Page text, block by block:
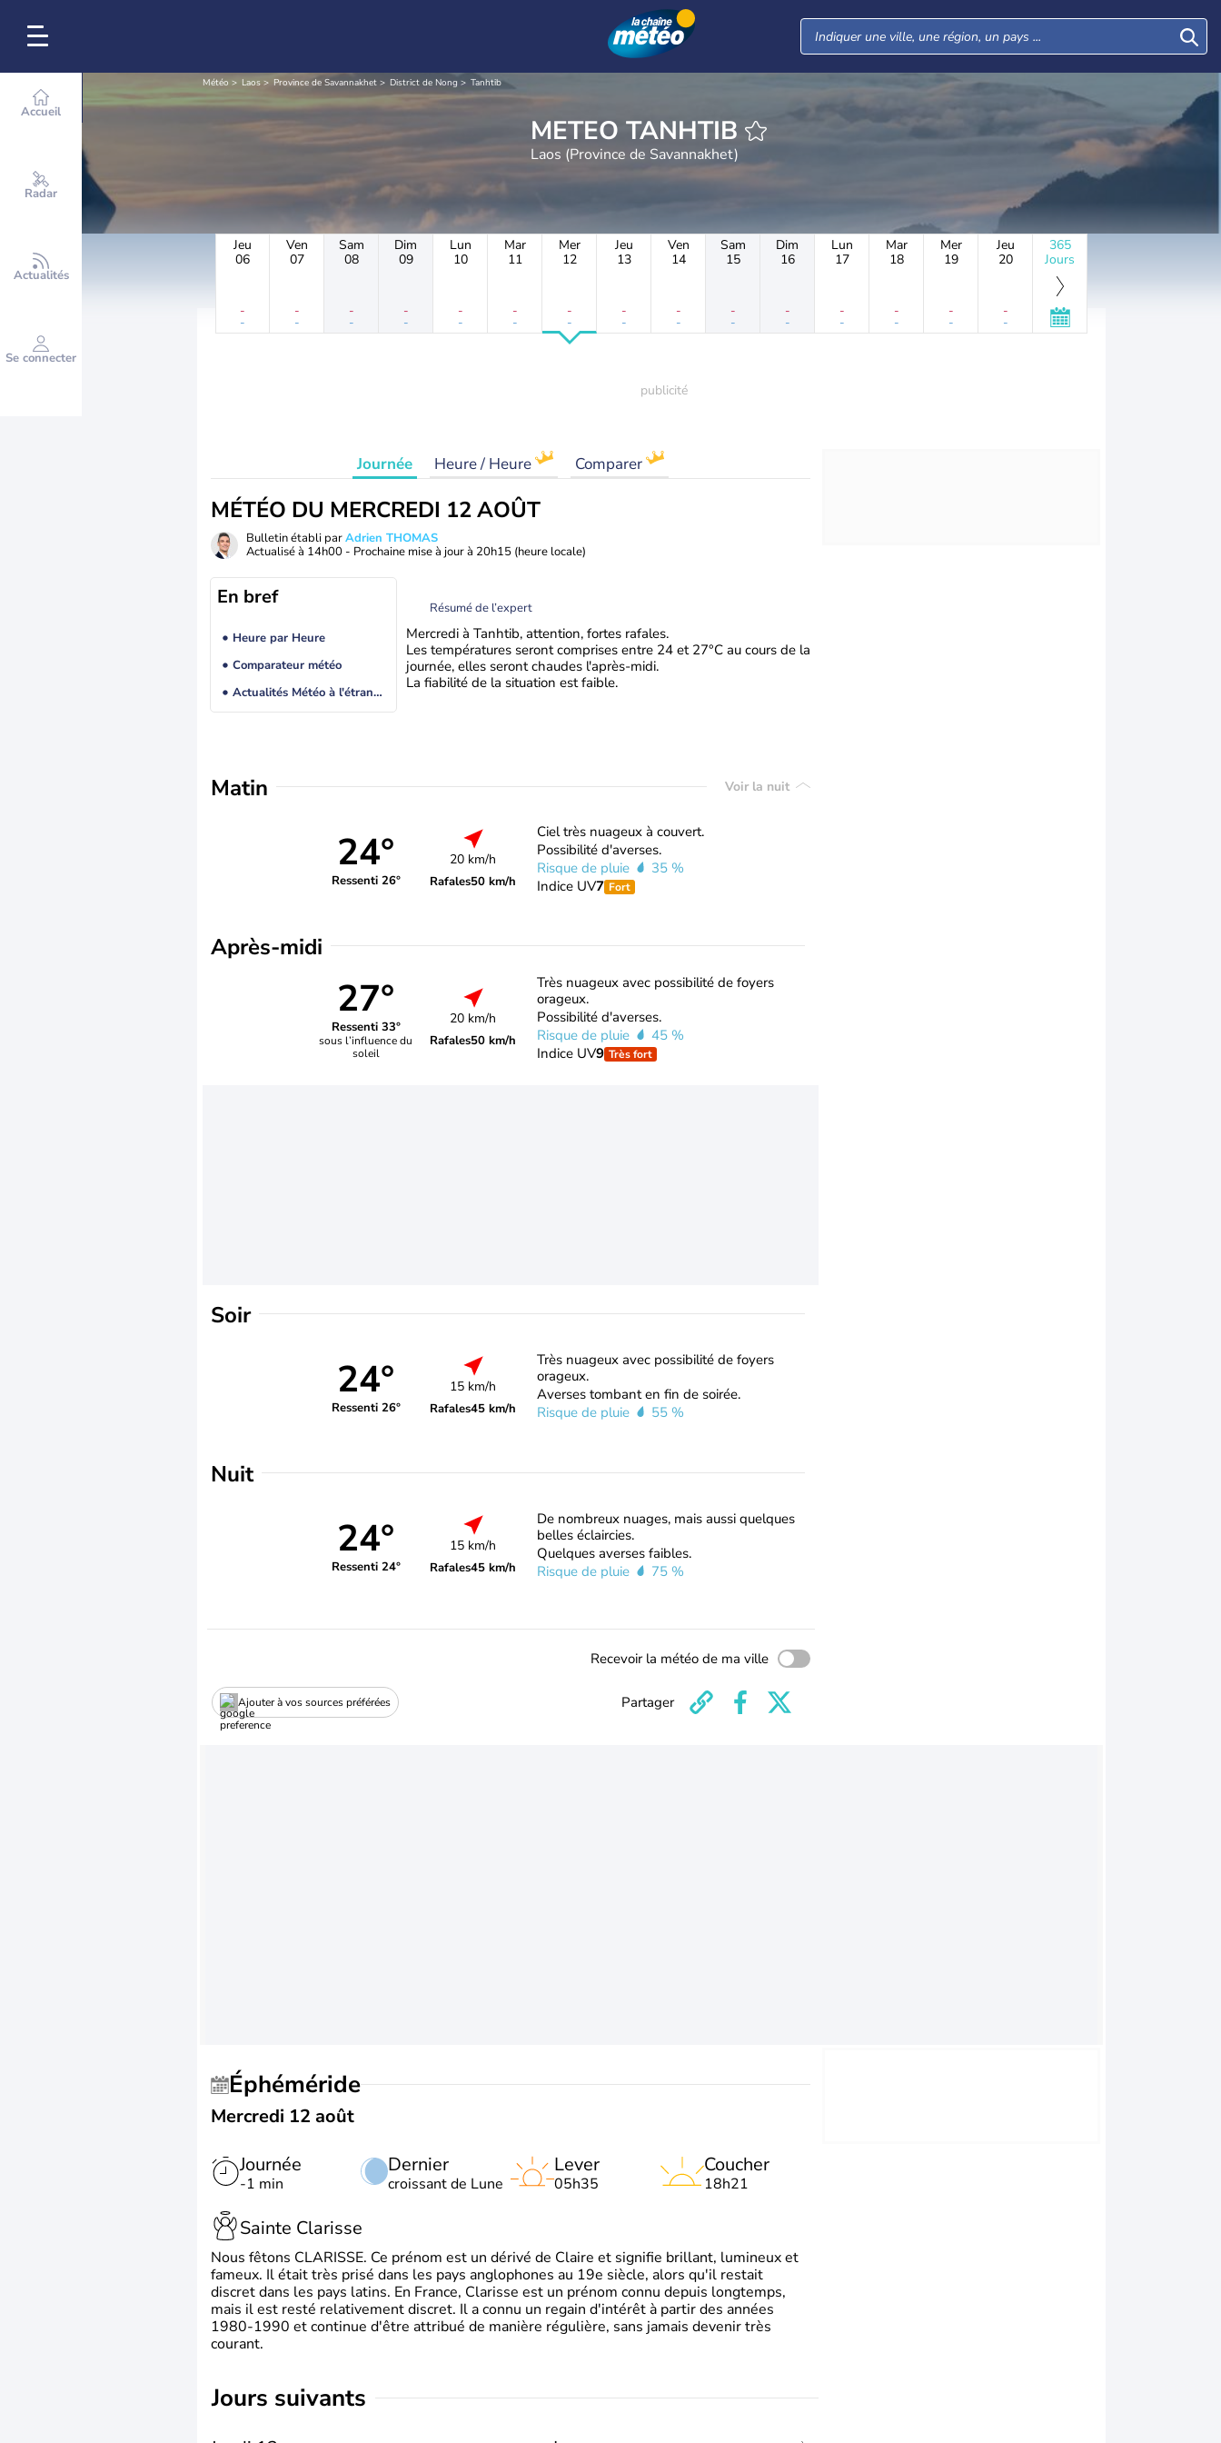
Accueil
Radar
Actualités
Se connecter
Météo Laos Province de Savannakhet District de Nong Tanhtib
METEO TANHTIB
Laos (Province de Savannakhet)
Jeu
06
-
-
Ven
07
-
-
Sam
08
-
-
Dim
09
-
-
Lun
10
-
-
Mar
11
-
-
Mer
12
-
-
Jeu
13
-
-
Ven
14
-
-
Sam
15
-
-
Dim
16
-
-
Lun
17
-
-
Mar
18
-
-
Mer
19
-
-
Jeu
20
-
-
365
Jours
Journée Heure / Heure Comparer
MÉTÉO DU MERCREDI 12 AOÛT
Bulletin établi parAdrien THOMAS
Actualisé à 14h00 - Prochaine mise à jour à 20h15 (heure locale)
En bref
Heure par Heure
Comparateur météo
Actualités Météo à l'étranger
Résumé de l’expert
Mercredi à Tanhtib, attention, fortes rafales.
Les températures seront comprises entre 24 et 27°C au cours de la
journée, elles seront chaudes l'après-midi.
La fiabilité de la situation est faible.
Matin Voir la nuit
24°
Ressenti 26°
20 km/h
Rafales50 km/h
Ciel très nuageux à couvert.
Possibilité d'averses.
Risque de pluie
35 %
Indice UV7 Fort
Après-midi
27°
Ressenti 33°
sous l’influence du
soleil
20 km/h
Rafales50 km/h
Très nuageux avec possibilité de foyers
orageux.
Possibilité d'averses.
Risque de pluie
45 %
Indice UV9 Très fort
Soir
24°
Ressenti 26°
15 km/h
Rafales45 km/h
Très nuageux avec possibilité de foyers
orageux.
Averses tombant en fin de soirée.
Risque de pluie
55 %
Nuit
24°
Ressenti 24°
15 km/h
Rafales45 km/h
De nombreux nuages, mais aussi quelques
belles éclaircies.
Quelques averses faibles.
Risque de pluie
75 %
Recevoir la météo de ma ville
Ajouter à vos sources préférées Partager
Éphéméride
Mercredi 12 août
Journée
-1 min
Dernier
croissant de Lune
Lever
05h35
Coucher
18h21
Sainte Clarisse
Nous fêtons CLARISSE. Ce prénom est un dérivé de Claire et signifie brillant, lumineux et
fameux. Il était très prisé dans les pays anglophones au 19e siècle, alors qu'il restait
discret dans les pays latins. En France, Clarisse est un prénom connu depuis longtemps,
mais il est resté relativement discret. Il a connu un regain d'intérêt à partir des années
1980-1990 et continue d'être attribué de manière régulière, sans jamais devenir très
courant.
jours suivants